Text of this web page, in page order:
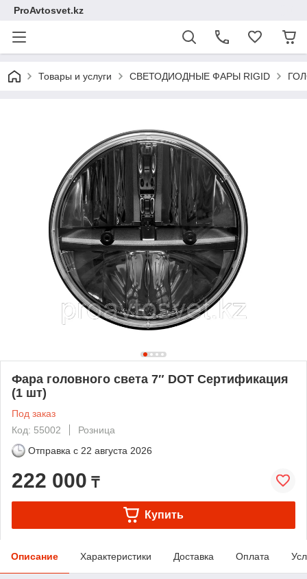
ProAvtosvet.kz
Товары и услуги СВЕТОДИОДНЫЕ ФАРЫ RIGID
Фара головного света 7″ DOT Сертификация
(1 шт)
Под заказ
Код: 55002
Розница
Отправка с 22 августа 2026
222 000 ₸
Купить
Описание Характеристики Доставка Оплата